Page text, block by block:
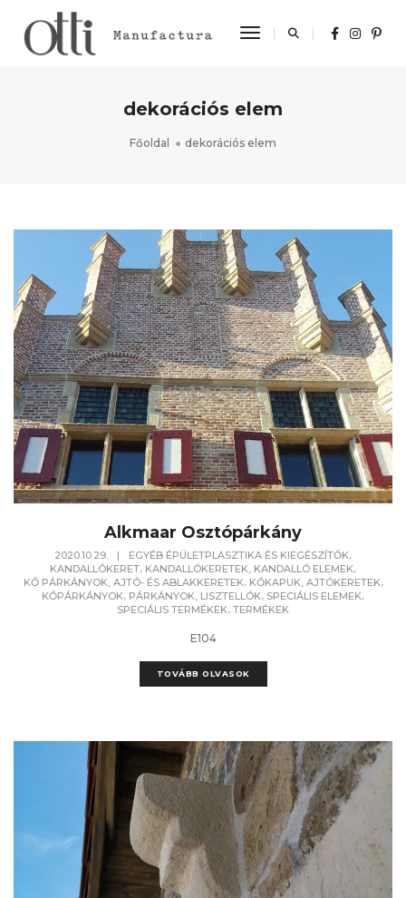
Toggle Navigation
dekorációs elem
Főoldal dekorációs elem
Alkmaar Osztópárkány
2020.10.29. | EGYÉB ÉPÜLETPLASZTIKA ÉS KIEGÉSZÍTŐK,
KANDALLÓKERET, KANDALLÓKERETEK, KANDALLÓ ELEMEK,
KŐ PÁRKÁNYOK, AJTÓ- ÉS ABLAKKERETEK, KŐKAPUK, AJTÓKERETEK,
KŐPÁRKÁNYOK, PÁRKÁNYOK, LISZTELLÓK, SPECIÁLIS ELEMEK,
SPECIÁLIS TERMÉKEK, TERMÉKEK
E104
TOVÁBB OLVASOK